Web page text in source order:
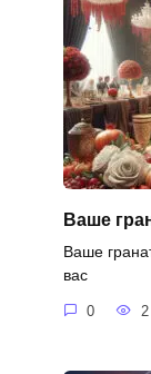
Ваше
Ваше
вас
0 2